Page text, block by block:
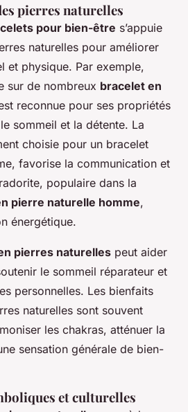
pierres naturelles
pour bien-être s’appuie
naturelles pour améliorer
et physique. Par exemple,
sur de nombreux bracelet en
reconnue pour ses propriétés
sommeil et la détente. La
choisie pour un bracelet
favorise la communication et
populaire dans la
pierre naturelle homme,
énergétique.
pierres naturelles peut aider
le sommeil réparateur et
personnelles. Les bienfaits
naturelles sont souvent
les chakras, atténuer la
sensation générale de bien-
et culturelles